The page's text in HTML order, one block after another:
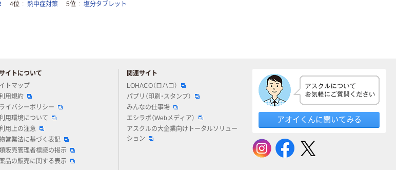
4位 熱中症対策 5位 塩分タブレット
イトについて
トマップ
用規約
イバシーポリシー
用環境について
用上の注意
営業法に基づく表記
販売管理者標識の掲示
品の販売に関する表示
関連サイト
LOHACO（ロハコ）
パプリ（印刷・スタンプ）
みんなの仕事場
エシラボ（Webメディア）
アスクルの大企業向けトータルソリュー
ション
アオイくんに聞いてみる